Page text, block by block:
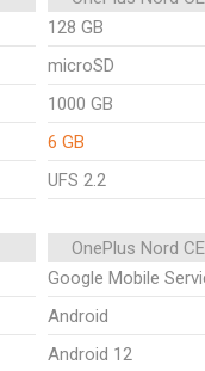
128 GB
microSD
1000 GB
6 GB
UFS 2.2
OnePlus Nord
Google Mobile
Android
Android 12